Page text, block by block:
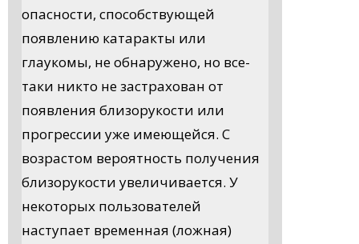
опасности, способствующей
появлению катаракты или
глаукомы, не обнаружено, но все-
таки никто не застрахован от
появления близорукости или
прогрессии уже имеющейся. С
возрастом вероятность получения
близорукости увеличивается. У
некоторых пользователей
наступает временная (ложная)